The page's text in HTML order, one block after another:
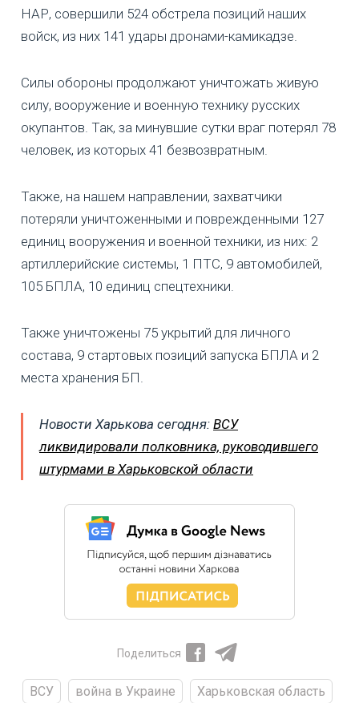
НАР, совершили 524 обстрела позиций наших
войск, из них 141 удары дронами-камикадзе.
Силы обороны продолжают уничтожать живую
силу, вооружение и военную технику русских
окупантов. Так, за минувшие сутки враг потерял 78
человек, из которых 41 безвозвратным.
Также, на нашем направлении, захватчики
потеряли уничтоженными и поврежденными 127
единиц вооружения и военной техники, из них: 2
артиллерийские системы, 1 ПТС, 9 автомобилей,
105 БПЛА, 10 единиц спецтехники.
Также уничтожены 75 укрытий для личного
состава, 9 стартовых позиций запуска БПЛА и 2
места хранения БП.
Новости Харькова сегодня: ВСУ
ликвидировали полковника, руководившего
штурмами в Харьковской области
Поделиться
ВСУ война в Украине
Харьковская область